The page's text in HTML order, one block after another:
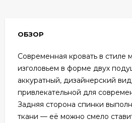
ОБЗОР
Современная кровать в стиле
изголовьем в форме двух
аккуратный, дизайнерский
привлекательной для
Задняя сторона спинки
ткани — её можно смело